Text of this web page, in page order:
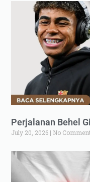
Perjalanan Behel
July 20, 2026 No